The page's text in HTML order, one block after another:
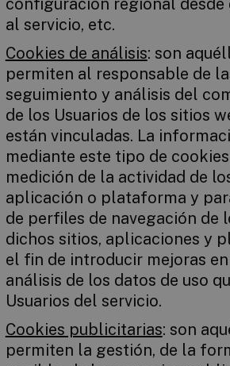
configuración regional desde
al servicio, etc.
Cookies de análisis: son
permiten al responsable de
seguimiento y análisis del
de los Usuarios de los sitios
están vinculadas. La
mediante este tipo de
medición de la actividad de
aplicación o plataforma y
de perfiles de navegación de
dichos sitios, aplicaciones y
el fin de introducir mejoras
análisis de los datos de uso
Usuarios del servicio.
Cookies publicitarias: son
permiten la gestión, de la